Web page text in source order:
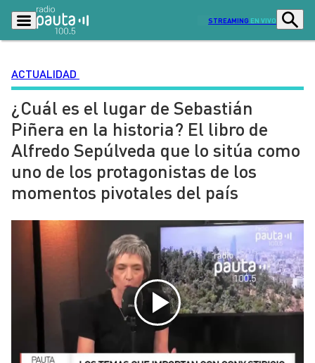
STREAMING EN VIVO
Podcasts Programas
Lo Último Actualidad
Ciudad Economía
Radio en vivo
Entretención y Cultura Opinión
Dato en Pauta Señal 2
Contenido Patrocinado
ACTUALIDAD
¿Cuál es el lugar de Sebastián
Piñera en la historia? El libro de
Alfredo Sepúlveda que lo sitúa como
uno de los protagonistas de los
momentos pivotales del país